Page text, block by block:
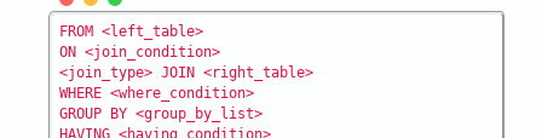
FROM <left_table>
ON <join_condition>
<join_type> JOIN <right_table>
WHERE <where_condition>
GROUP BY <group_by_list>
HAVING <having_condition>